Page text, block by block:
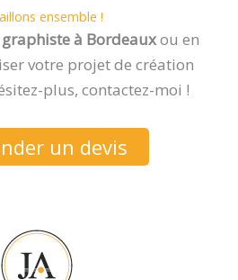
ensemble !
graphiste à Bordeauxou en
votre projet de création
plus, contactez-moi !
un devis